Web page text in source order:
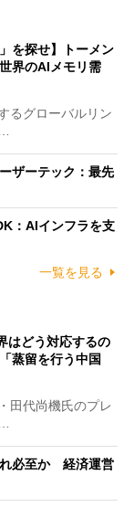
を探せ】トーメン
界のAIメモリ需
るグローバルリン
ザーテック：最先
：AIインフラを支
一覧を見る
はどう対応するの
蒸留を行う中国
田代尚機氏のプレ
れ必至か 経済運営